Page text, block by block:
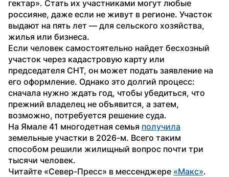
гектар». Стать их участниками могут любые
россияне, даже если не живут в регионе. Участок
выдают на пять лет — для сельского хозяйства,
жилья или бизнеса.
Если человек самостоятельно найдет бесхозный
участок через кадастровую карту или
председателя СНТ, он может подать заявление на
его оформление. Однако это долгий процесс:
сначала нужно ждать год, чтобы убедиться, что
прежний владелец не объявится, а затем,
возможно, потребуется решение суда.
На Ямале 41 многодетная семья получила
земельные участки в 2026-м. Всего таким
способом решили жилищный вопрос почти три
тысячи человек.
Читайте «Север-Пресс» в мессенджере «Макс».